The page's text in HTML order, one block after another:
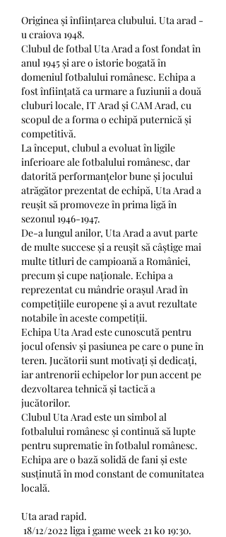
Originea și înființarea clubului. Uta arad -
u craiova 1948.
Clubul de fotbal Uta Arad a fost fondat în
anul 1945 și are o istorie bogată în
domeniul fotbalului românesc. Echipa a
fost înființată ca urmare a fuziunii a două
cluburi locale, IT Arad și CAM Arad, cu
scopul de a forma o echipă puternică și
competitivă.
La început, clubul a evoluat în ligile
inferioare ale fotbalului românesc, dar
datorită performanțelor bune și jocului
atrăgător prezentat de echipă, Uta Arad a
reușit să promoveze în prima ligă în
sezonul 1946-1947.
De-a lungul anilor, Uta Arad a avut parte
de multe succese și a reușit să câștige mai
multe titluri de campioană a României,
precum și cupe naționale. Echipa a
reprezentat cu mândrie orașul Arad în
competițiile europene și a avut rezultate
notabile în aceste competiții.
Echipa Uta Arad este cunoscută pentru
jocul ofensiv și pasiunea pe care o pune în
teren. Jucătorii sunt motivați și dedicați,
iar antrenorii echipelor lor pun accent pe
dezvoltarea tehnică și tactică a
jucătorilor.
Clubul Uta Arad este un simbol al
fotbalului românesc și continuă să lupte
pentru suprematie în fotbalul românesc.
Echipa are o bază solidă de fani și este
susținută în mod constant de comunitatea
locală.
Uta arad rapid.